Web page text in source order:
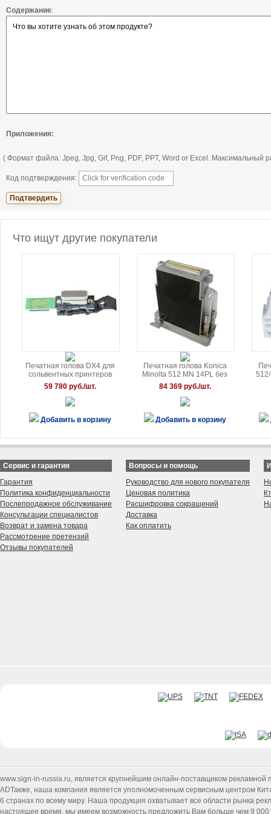
Содержание:
Приложения:
( Формат файла: Jpeg, Jpg, Gif, Png, PDF, PPT, Word or Excel. Максимальный
Код подтверждения:
Что ищут другие покупатели
Печатная голова DX4 для
сольвентных принтеров
Roland / Mutoh / Mimaki /
Epson
59 780 руб./шт.
Добавить в корзину
Печатная голова Konica
Minolta 512 MN 14PL без
нагрева
84 369 руб./шт.
Добавить в корзину
Сервис и гарантия
Гарантия
Политика конфиденциальности
Послепродажное обслуживание
Консультации специалистов
Возврат и замена товара
Рассмотрение претензий
Отзывы покупателей
Вопросы и помощь
Руководство для нового покупателя
Ценовая политика
Расшифровка сокращений
Доставка
Как оплатить
www.sign-in-russia.ru, является крупнейшим онлайн-поставщиком рекламной
ADТакже, наша компания является уполномоченным сервисным центром
6 странах по всему миру. Наша продукция охватывает все области рынка
настоящее время, мы имеем возможность предложить Вам больше чем 9 000